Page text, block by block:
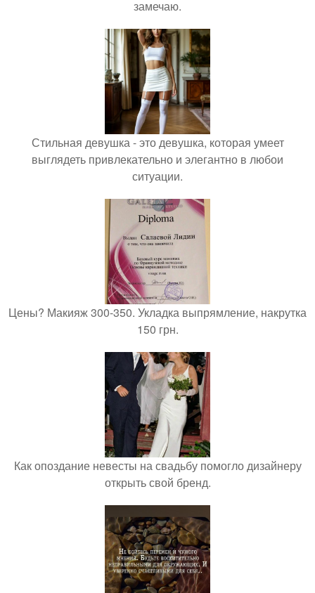
замечаю.
Стильная девушка - это девушка, которая умеет
выглядеть привлекательно и элегантно в любои
ситуации.
Цены? Макияж 300-350. Укладка выпрямление, накрутка
150 грн.
Как опоздание невесты на свадьбу помогло дизайнеру
открыть свой бренд.